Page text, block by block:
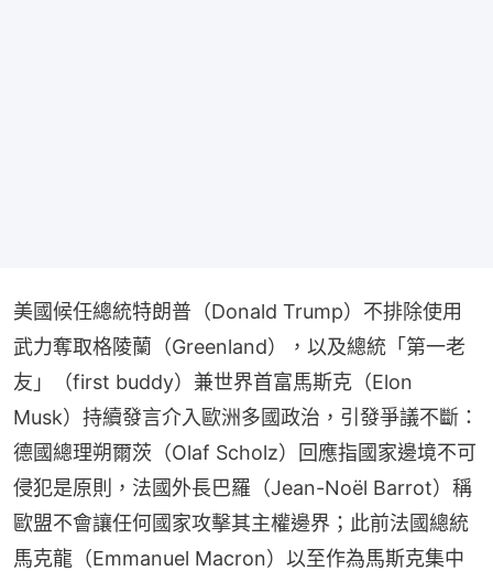
美國候任總統特朗普（Donald Trump）不排除使用
武力奪取格陵蘭（Greenland），以及總統「第一老
友」（first buddy）兼世界首富馬斯克（Elon
Musk）持續發言介入歐洲多國政治，引發爭議不斷：
德國總理朔爾茨（Olaf Scholz）回應指國家邊境不可
侵犯是原則，法國外長巴羅（Jean-Noël Barrot）稱
歐盟不會讓任何國家攻擊其主權邊界；此前法國總統
馬克龍（Emmanuel Macron）以至作為馬斯克集中